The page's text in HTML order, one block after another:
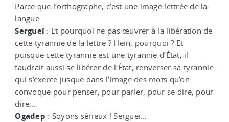
Parce que l’orthographe, c’est une image lettrée de la
langue.
Sergueï : Et pourquoi ne pas œuvrer à la libération de
cette tyrannie de la lettre ? Hein, pourquoi ? Et
puisque cette tyrannie est une tyrannie d’État, il
faudrait aussi se libérer de l’État, renverser sa tyrannie
qui s’exerce jusque dans l’image des mots qu’on
convoque pour penser, pour parler, pour se dire, pour
dire...
Ogadep : Soyons sérieux ! Sergueï…